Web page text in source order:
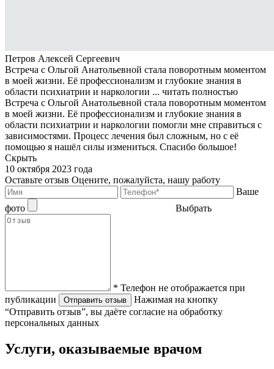
Петров Алексей Сергеевич
Встреча с Ольгой Анатольевной стала поворотным моментом
в моей жизни. Её профессионализм и глубокие знания в
области психиатрии и наркологии ... читать полностью
Встреча с Ольгой Анатольевной стала поворотным моментом
в моей жизни. Её профессионализм и глубокие знания в
области психиатрии и наркологии помогли мне справиться с
зависимостями. Процесс лечения был сложным, но с её
помощью я нашёл силы измениться. Спасибо большое!
Скрыть
10 октября 2023 года
Оставьте отзыв Оцените, пожалуйста, нашу работу
Ваше
фото
Выбрать
* Телефон не отображается при
публикации
Отправить отзыв
Нажимая на кнопку
“Отправить отзыв”, вы даёте согласие на обработку
персональных данных
Услуги, оказываемые врачом